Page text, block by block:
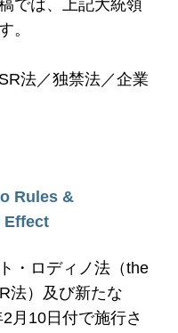
では、上記大統領
。
法／独禁法／企業
Rules &
Effect
・ロディノ法（the
法）及び新たな
月10日付で施行さ